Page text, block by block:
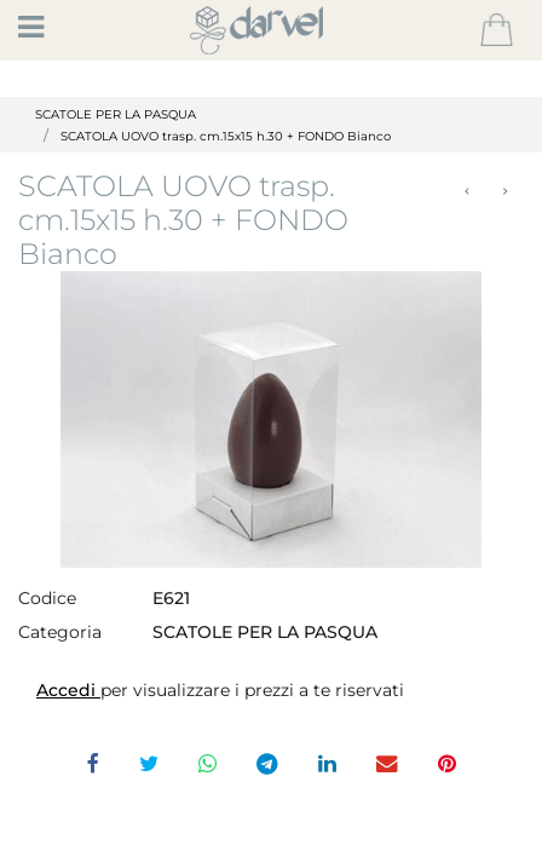
Open
SCATOLE PER LA PASQUA
SCATOLA UOVO trasp. cm.15x15 h.30 + FONDO Bianco
SCATOLA UOVO trasp.
cm.15x15 h.30 + FONDO
Bianco
Codice
E621
Categoria
SCATOLE PER LA PASQUA
Accedi per visualizzare i prezzi a te riservati